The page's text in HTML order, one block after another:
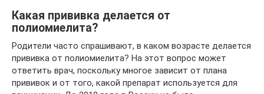
Какая прививка делается от
полиомиелита?
Родители часто спрашивают, в каком возрасте делается
прививка от полиомиелита? На этот вопрос может
ответить врач, поскольку многое зависит от плана
прививок и от того, какой препарат используется для